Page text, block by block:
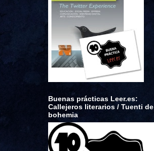
Buenas prácticas Leer.es:
Callejeros literarios / Tuenti de
bohemia